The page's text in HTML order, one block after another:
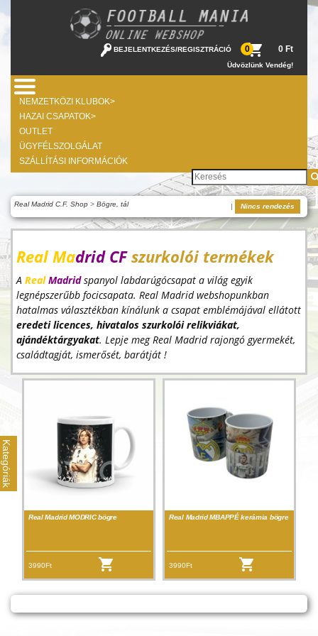
BEJELENTKEZÉS/REGISZTRÁCIÓ 0 0 Ft
Üdvözlünk Vendég!
NEMZETKÖZI KLUBOK>
HAZAI CSAPATOK>
OUTLET
ÜGYFÉLSZOLGÁLAT
SZÁLLÍTÁSI INFORMÁCIÓK
Kategóriák
Real Madrid C.F. Shop > Bögre, tál | Nincs rendezés
Real Madrid CFszurkolói termékek
A Real Madridspanyol labdarúgócsapat a világ egyik
legnépszerűbb focicsapata. Real Madrid webshopunkban
hatalmas választékban kínálunk a csapat emblémájával ellátott
eredeti licences, hivatalos szurkolói relikviákat,
ajándéktárgyakat. Lepje meg Real Madrid rajongó gyermekét,
családtagját, ismerősét, barátját !
Real Madrid MODRIC bögre
3990Ft
Real Madrid MBAPPÉ kerámia bögre
3990Ft